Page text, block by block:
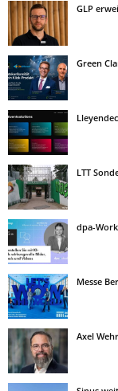
GLP
Green
LTT
dpa-
Messe
Axel